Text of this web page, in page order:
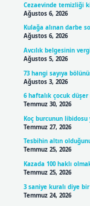
Cezaevinde temizliği
Ağustos 6, 2026
Kulağa alınan darbe
Ağustos 6, 2026
Avcılık belgesinin
Ağustos 5, 2026
73 hangi sayıya
Ağustos 3, 2026
6 haftalık çocuk düşer
Temmuz 30, 2026
Koç burcunun libidosu
Temmuz 27, 2026
Tesbihin altın
Temmuz 25, 2026
Kazada 100 haklı
Temmuz 25, 2026
3 saniye kuralı diye bir
Temmuz 24, 2026